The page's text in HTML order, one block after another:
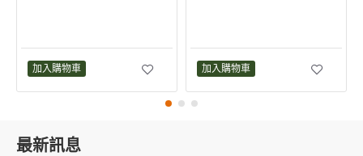
加入購物車 加入購物車
最新訊息